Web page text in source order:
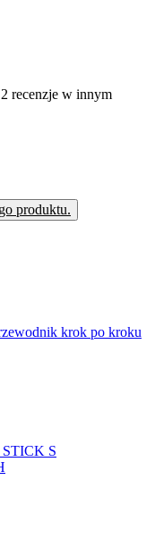
recenzje w innym
produktu.
krok po kroku
S